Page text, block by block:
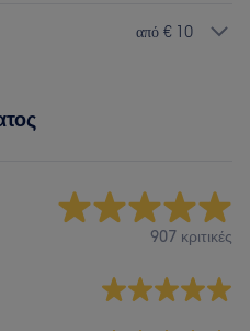
από € 10
907 κριτικές